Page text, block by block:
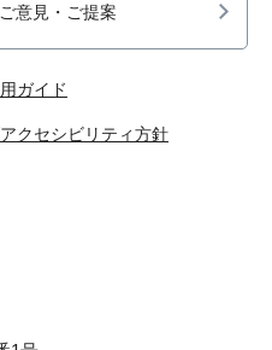
意見・ご提案
ガイド
クセシビリティ方針